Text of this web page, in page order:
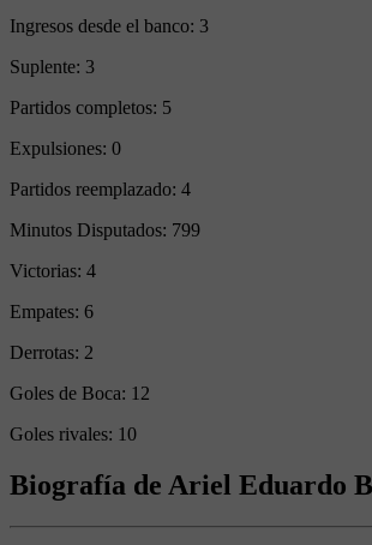
Ingresos desde el banco: 3
Suplente: 3
Partidos completos: 5
Expulsiones: 0
Partidos reemplazado: 4
Minutos Disputados: 799
Victorias: 4
Empates: 6
Derrotas: 2
Goles de Boca: 12
Goles rivales: 10
Biografía de Ariel Eduardo